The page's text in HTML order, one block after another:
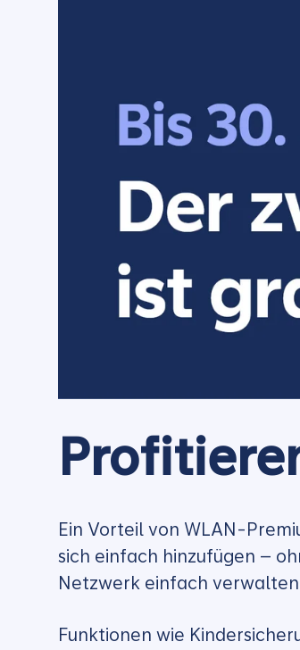
Ein Vorteil von WLAN-
sich einfach hinzufügen –
Netzwerk einfach
Funktionen wie